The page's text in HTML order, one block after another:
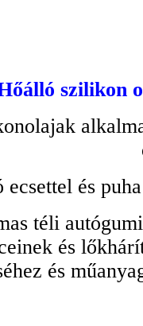
szilikon
ecsettel és
téli
és
és